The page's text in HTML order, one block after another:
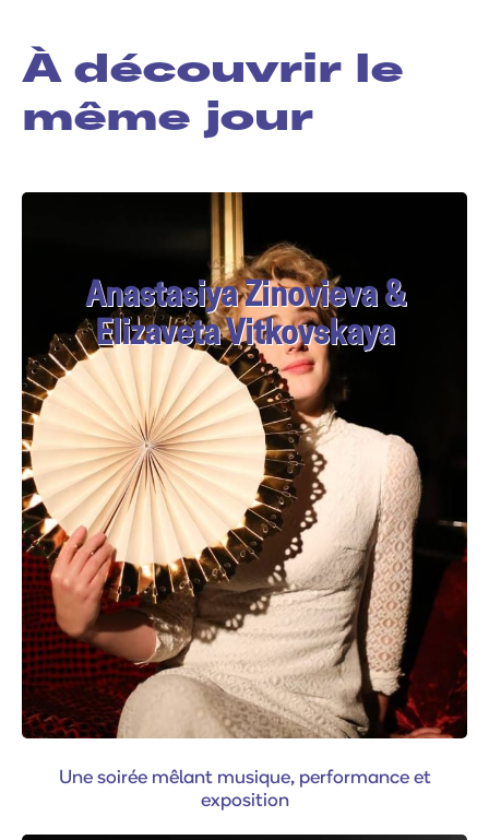
À découvrir le
même jour
Anastasiya Zinovieva &
Elizaveta Vitkovskaya
Une soirée mêlant musique, performance et
exposition